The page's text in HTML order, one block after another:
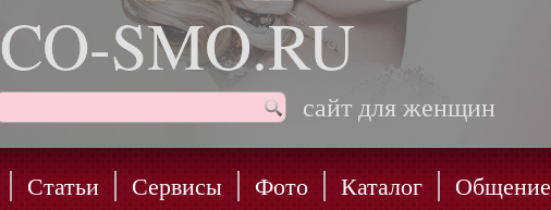
CO-SMO.RU
сайт для женщин
Статьи Сервисы Фото Каталог Общение